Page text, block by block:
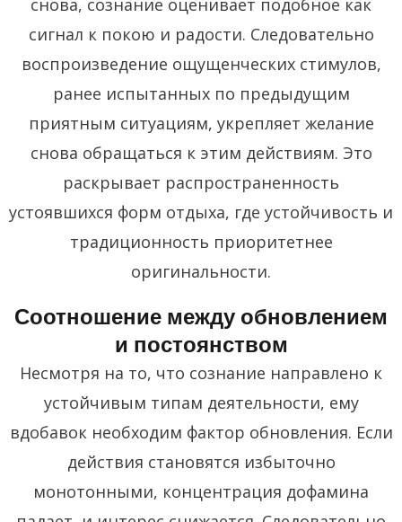
сигнал к покою и радости. Следовательно
воспроизведение ощущенческих стимулов,
ранее испытанных по предыдущим
приятным ситуациям, укрепляет желание
снова обращаться к этим действиям. Это
раскрывает распространенность
устоявшихся форм отдыха, где устойчивость и
традиционность приоритетнее
оригинальности.
Соотношение между обновлением
и постоянством
Несмотря на то, что сознание направлено к
устойчивым типам деятельности, ему
вдобавок необходим фактор обновления. Если
действия становятся избыточно
монотонными, концентрация дофамина